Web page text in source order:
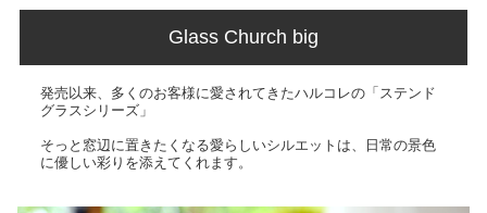
Glass Church big
発売以来、多くのお客様に愛されてきたハルコレの「ステンド
グラスシリーズ」
そっと窓辺に置きたくなる愛らしいシルエットは、日常の景色
に優しい彩りを添えてくれます。